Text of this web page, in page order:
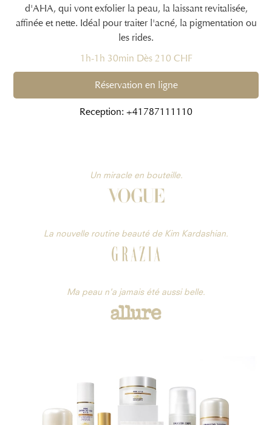
d'AHA, qui vont exfolier la peau, la laissant revitalisée,
affinée et nette. Idéal pour traiter l'acné, la pigmentation ou
les rides.
1h-1h 30min Dès 210 CHF
Réservation en ligne
Reception: +41787111110
Un miracle en bouteille.
La nouvelle routine beauté de Kim Kardashian.
Ma peau n'a jamais été aussi belle.